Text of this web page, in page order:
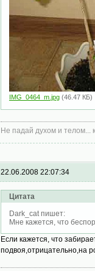
IMG_0464_m.jpg (46.47 КБ)
Не падай духом и телом...
22.06.2008 22:07:34
Цитата
Dark_cat пишет:
Мне кажется, что
Если кажется, что
подвоя,отрицательно,на